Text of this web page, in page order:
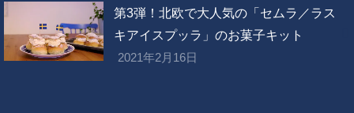
第3弾！北欧で大人気の「セムラ／ラス
キアイスプッラ」のお菓子キット
2021年2月16日